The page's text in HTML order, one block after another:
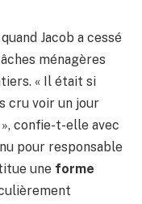
Jacob a cessé
ménagères
« Il était si
cru voir un jour
confie-t-elle avec
pour responsable
une forme